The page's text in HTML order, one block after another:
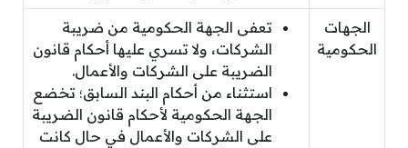
الجهات
الحكومية
تعفى الجهة الحكومية من ضريبة
الشركات، ولا تسري عليها أحكام قانون
الضريبة على الشركات والأعمال.
استثناء من أحكام البند السابق؛ تخضع
الجهة الحكومية لأحكام قانون الضريبة
على الشركات والأعمال في حال كانت